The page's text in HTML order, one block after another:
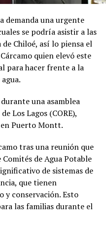
demanda una urgente
se podría asistir a las
Chiloé, así lo piensa el
quien elevó este
para hacer frente a la
una asamblea
Los Lagos (CORE),
en Puerto Montt.
tras una reunión que
de Agua Potable
de sistemas de
que tienen
y conservación. Esto
las familias durante el